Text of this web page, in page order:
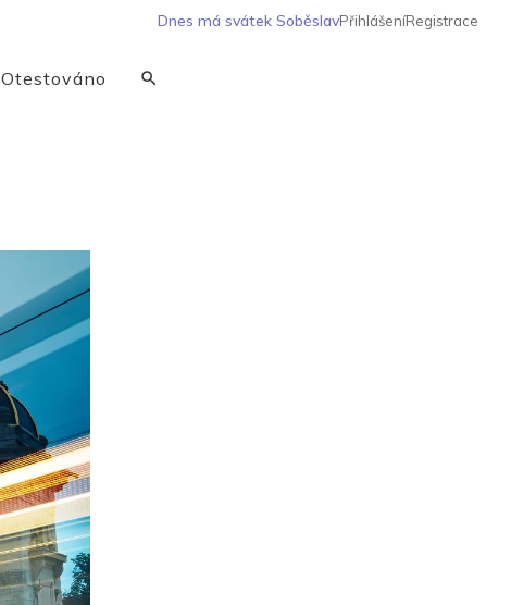
Dnes má svátek SoběslavPřihlášeníRegistrace
Otestováno